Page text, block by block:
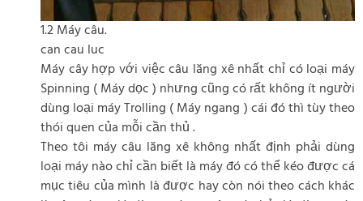
1.2 Máy câu.
can cau luc
Máy cây hợp với việc câu lăng xê nhất chỉ có loại máy
Spinning ( Máy dọc ) nhưng cũng có rất không ít người
dùng loại máy Trolling ( Máy ngang ) cái đó thì tùy theo
thói quen của mỗi cần thủ .
Theo tôi máy câu lăng xê không nhất định phải dùng
loại máy nào chỉ cần biết là máy đó có thể kéo được cá
mục tiêu của mình là được hay còn nói theo cách khác